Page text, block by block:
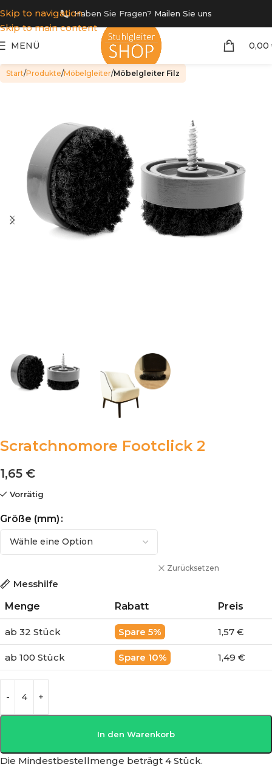
Skip to navigation
Skip to main content
Haben Sie Fragen? Mailen Sie uns
MENÜ 0,00
Start Produkte Möbelgleiter Möbelgleiter Filz
Scratchnomore Footclick 2
1,65 €
Vorrätig
Größe (mm)
Zurücksetzen
Messhilfe
Menge
Rabatt Preis
ab 32 Stück 5% 1,57 €
ab 100 Stück 10% 1,49 €
In den Warenkorb
Die Mindestbestellmenge beträgt 4 Stück.